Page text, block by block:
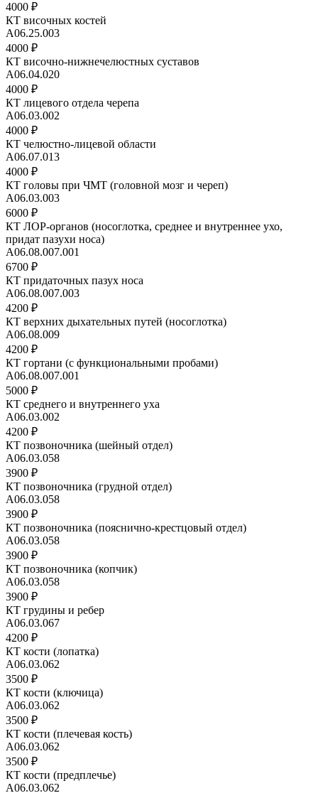
4000 ₽
КТ височных костей
А06.25.003
4000 ₽
КТ височно-нижнечелюстных суставов
А06.04.020
4000 ₽
КТ лицевого отдела черепа
А06.03.002
4000 ₽
КТ челюстно-лицевой области
А06.07.013
4000 ₽
КТ головы при ЧМТ (головной мозг и череп)
А06.03.003
6000 ₽
КТ ЛОР-органов (носоглотка, среднее и внутреннее ухо,
придат пазухи носа)
A06.08.007.001
6700 ₽
КТ придаточных пазух носа
А06.08.007.003
4200 ₽
КТ верхних дыхательных путей (носоглотка)
A06.08.009
4200 ₽
КТ гортани (с функциональными пробами)
А06.08.007.001
5000 ₽
КТ среднего и внутреннего уха
А06.03.002
4200 ₽
КТ позвоночника (шейный отдел)
А06.03.058
3900 ₽
КТ позвоночника (грудной отдел)
А06.03.058
3900 ₽
КТ позвоночника (пояснично-крестцовый отдел)
А06.03.058
3900 ₽
КТ позвоночника (копчик)
А06.03.058
3900 ₽
КТ грудины и ребер
А06.03.067
4200 ₽
КТ кости (лопатка)
A06.03.062
3500 ₽
КТ кости (ключица)
A06.03.062
3500 ₽
КТ кости (плечевая кость)
A06.03.062
3500 ₽
КТ кости (предплечье)
A06.03.062